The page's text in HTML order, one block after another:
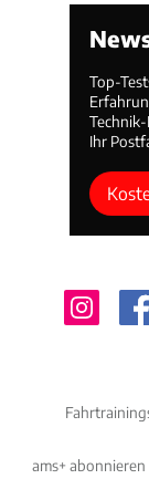
Top-
Ihr
ams+ abonnieren